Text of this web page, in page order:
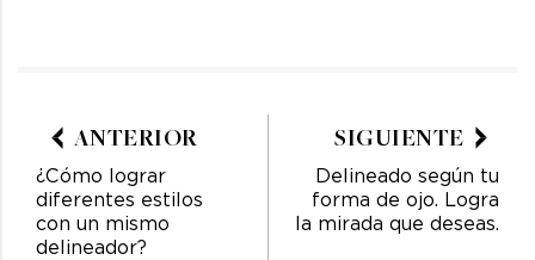
ANTERIOR
¿Cómo lograr
diferentes estilos
con un mismo
delineador?
SIGUIENTE
Delineado según tu
forma de ojo. Logra
la mirada que deseas.